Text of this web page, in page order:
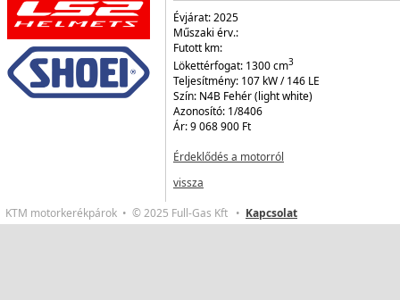
Évjárat:2025
Műszaki érv.:
Futott km:
Lökettérfogat: 1300cm3
Teljesítmény: 107 kW / 146 LE
Szín: N4B Fehér (light white)
Azonosító: 1/8406
Ár:9 068 900 Ft
Érdeklődés a motorról
vissza
KTM motorkerékpárok • © 2025 Full-Gas Kft • Kapcsolat